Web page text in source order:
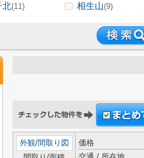
北(11) 相生山(9)
外観/間取り図
価格